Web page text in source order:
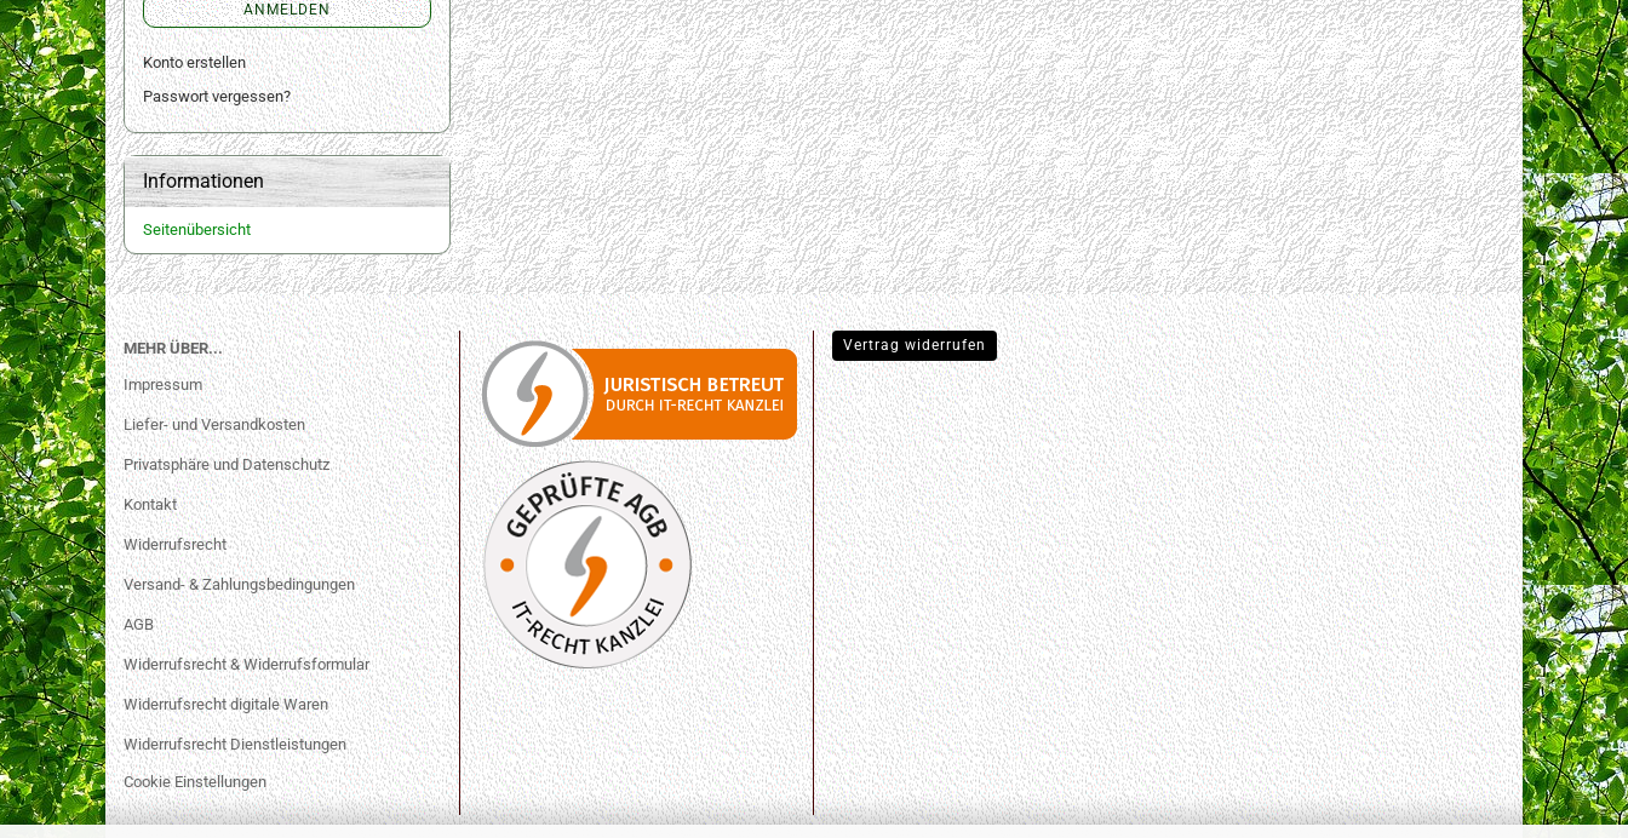
ANMELDEN
Konto erstellen
Passwort vergessen?
Informationen
Seitenübersicht
MEHR ÜBER...
Impressum
Liefer- und Versandkosten
Privatsphäre und Datenschutz
Kontakt
Widerrufsrecht
Versand- & Zahlungsbedingungen
AGB
Widerrufsrecht & Widerrufsformular
Widerrufsrecht digitale Waren
Widerrufsrecht Dienstleistungen
Cookie Einstellungen
Vertrag widerrufen